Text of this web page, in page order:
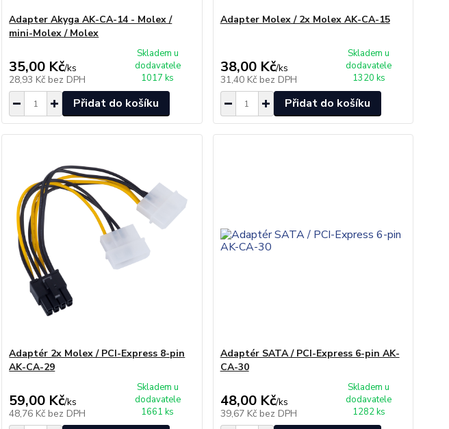
Adapter Akyga AK-CA-14 - Molex /
mini-Molex / Molex
35,00 Kč/ks
28,93 Kč bez DPH
Skladem u
dodavatele
1017 ks
Přidat do košíku
Adapter Molex / 2x Molex AK-CA-15
38,00 Kč/ks
31,40 Kč bez DPH
Skladem u
dodavatele
1320 ks
Přidat do košíku
Adaptér 2x Molex / PCI-Express 8-pin
AK-CA-29
59,00 Kč/ks
48,76 Kč bez DPH
Skladem u
dodavatele
1661 ks
Adaptér SATA / PCI-Express 6-pin AK-
CA-30
48,00 Kč/ks
39,67 Kč bez DPH
Skladem u
dodavatele
1282 ks